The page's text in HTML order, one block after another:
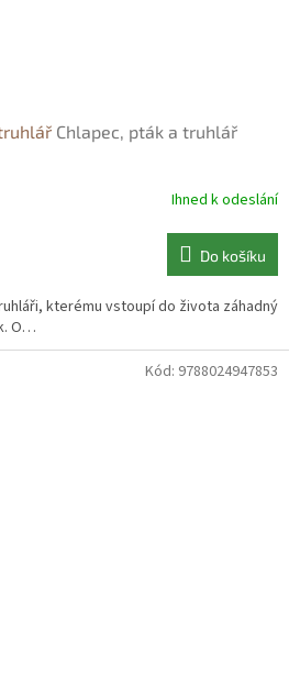
Chlapec, pták a truhlář
Ihned k odeslání
Do košíku
kterému vstoupí do života záhadný
O…
Kód: 9788024947853